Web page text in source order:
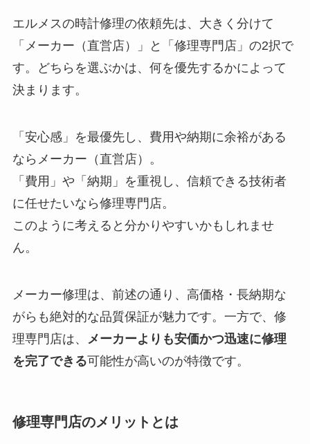
エルメスの時計修理の依頼先は、大きく分けて
「メーカー（直営店）」と「修理専門店」の2択で
す。どちらを選ぶかは、何を優先するかによって
決まります。
「安心感」を最優先し、費用や納期に余裕がある
ならメーカー（直営店）。
「費用」や「納期」を重視し、信頼できる技術者
に任せたいなら修理専門店。
このように考えると分かりやすいかもしれませ
ん。
メーカー修理は、前述の通り、高価格・長納期な
がらも絶対的な品質保証が魅力です。一方で、修
理専門店は、 メーカーよりも安価かつ迅速に修理
を完了できる可能性が高いのが特徴です。
修理専門店のメリットとは